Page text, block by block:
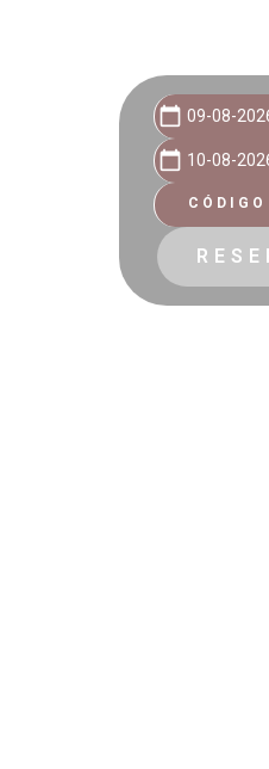
RESERVA AL MEJOR
calendar_today
calendar_today